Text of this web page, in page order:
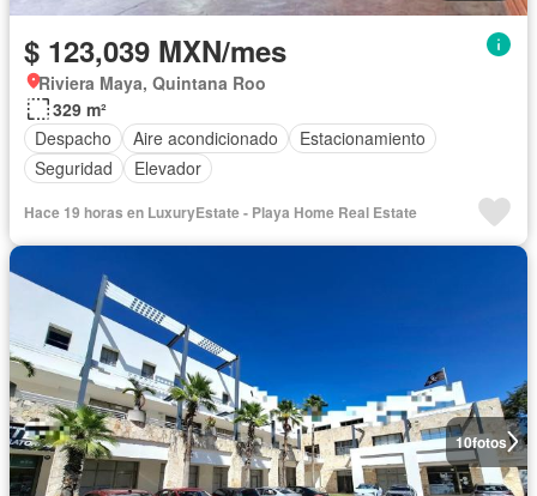
$ 123,039 MXN/mes
Riviera Maya, Quintana Roo
329 m²
Despacho
Aire acondicionado
Estacionamiento
Seguridad
Elevador
Hace 19 horas en LuxuryEstate - Playa Home Real Estate
10fotos